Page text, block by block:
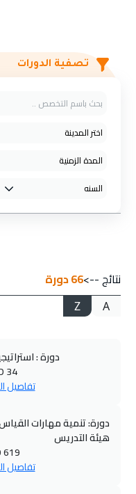
تصفية الدورات
نتائج -->66دورة
A
Z
دورة :
34
تفاصيل
دورة: تنمية مهارات القياس
هيئة التدريس
619
تفاصيل